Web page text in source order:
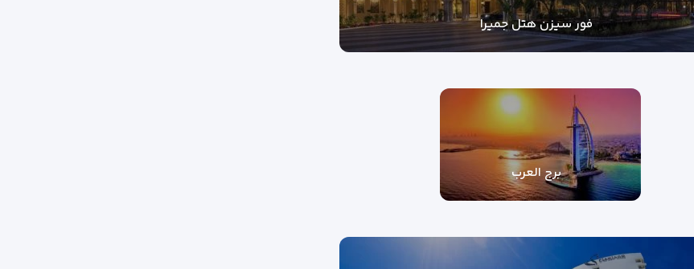
فور سیزن هتل جمیرا
برج العرب